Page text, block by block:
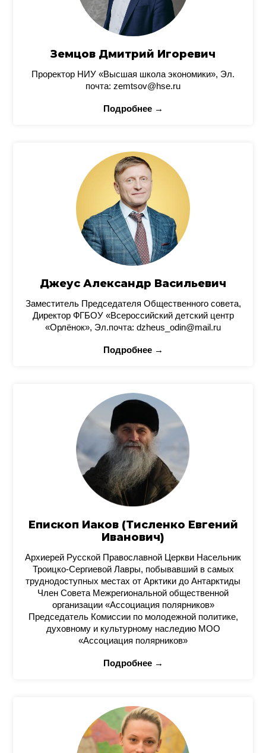
Земцов Дмитрий Игоревич
Проректор НИУ «Высшая школа экономики», Эл.
почта: zemtsov@hse.ru
Подробнее →
Джеус Александр Васильевич
Заместитель Председателя Общественного совета,
Директор ФГБОУ «Всероссийский детский центр
«Орлёнок», Эл.почта: dzheus_odin@mail.ru
Подробнее →
Епископ Иаков (Тисленко Евгений
Иванович)
Архиерей Русской Православной Церкви Насельник
Троицко-Сергиевой Лавры, побывавший в самых
труднодоступных местах от Арктики до Антарктиды
Член Совета Межрегиональной общественной
организации «Ассоциация полярников»
Председатель Комиссии по молодежной политике,
духовному и культурному наследию МОО
«Ассоциация полярников»
Подробнее →